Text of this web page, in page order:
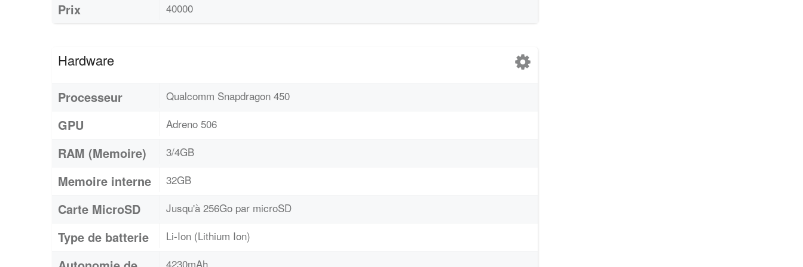
Prix 40000
Hardware
Processeur Qualcomm Snapdragon 450
GPU Adreno 506
RAM (Memoire) 3/4GB
Memoire interne 32GB
Carte MicroSD Jusqu'à 256Go par microSD
Type de batterie Li-Ion (Lithium Ion)
4230mAh